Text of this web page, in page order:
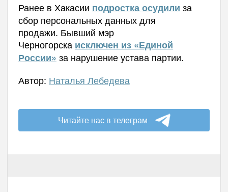
Ранее в Хакасии подростка осудили за
сбор персональных данных для
продажи. Бывший мэр
Черногорска исключен из «Единой
России» за нарушение устава партии.
Автор: Наталья Лебедева
Читайте нас в телеграм